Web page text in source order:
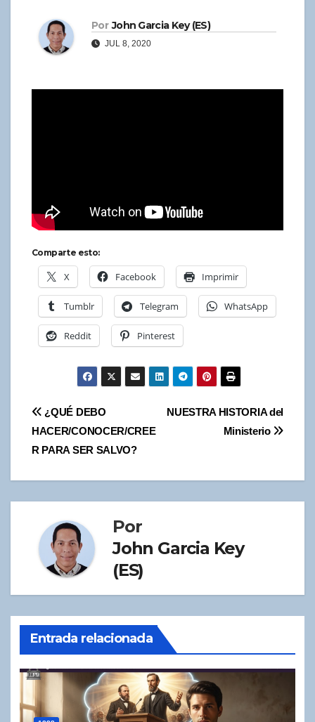
Por John Garcia Key (ES)
JUL 8, 2020
Comparte esto:
X Facebook Imprimir
Tumblr Telegram WhatsApp
Reddit Pinterest
Navegación
de
entradas
NUESTRA HISTORIA del
Ministerio
¿QUÉ DEBO
HACER/CONOCER/CREE
R PARA SER SALVO?
Por
John Garcia Key
(ES)
Entrada relacionada